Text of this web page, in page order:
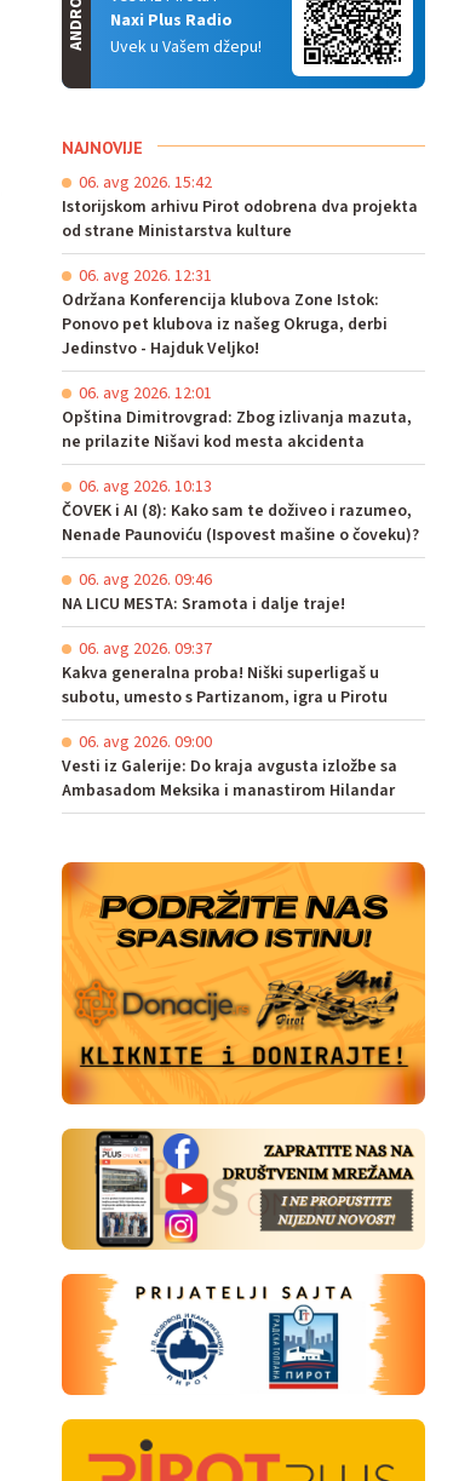
Naxi Plus Radio
Uvek u Vašem džepu!
ANDROID
NAJNOVIJE
06. avg 2026. 15:42
Istorijskom arhivu Pirot odobrena dva projekta
od strane Ministarstva kulture
06. avg 2026. 12:31
Održana Konferencija klubova Zone Istok:
Ponovo pet klubova iz našeg Okruga, derbi
Jedinstvo - Hajduk Veljko!
06. avg 2026. 12:01
Opština Dimitrovgrad: Zbog izlivanja mazuta,
ne prilazite Nišavi kod mesta akcidenta
06. avg 2026. 10:13
ČOVEK i AI (8): Kako sam te doživeo i razumeo,
Nenade Paunoviću (Ispovest mašine o čoveku)?
06. avg 2026. 09:46
NA LICU MESTA: Sramota i dalje traje!
06. avg 2026. 09:37
Kakva generalna proba! Niški superligaš u
subotu, umesto s Partizanom, igra u Pirotu
06. avg 2026. 09:00
Vesti iz Galerije: Do kraja avgusta izložbe sa
Ambasadom Meksika i manastirom Hilandar